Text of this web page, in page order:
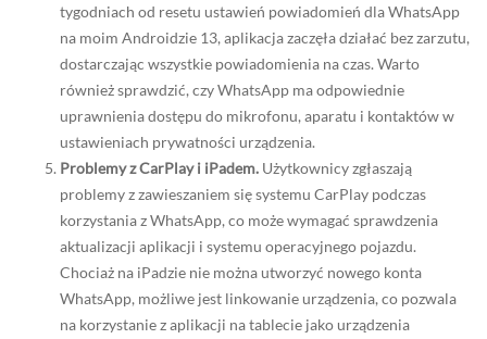
tygodniach od resetu ustawień powiadomień dla WhatsApp
na moim Androidzie 13, aplikacja zaczęła działać bez zarzutu,
dostarczając wszystkie powiadomienia na czas. Warto
również sprawdzić, czy WhatsApp ma odpowiednie
uprawnienia dostępu do mikrofonu, aparatu i kontaktów w
ustawieniach prywatności urządzenia.
Problemy z CarPlay i iPadem. Użytkownicy zgłaszają
problemy z zawieszaniem się systemu CarPlay podczas
korzystania z WhatsApp, co może wymagać sprawdzenia
aktualizacji aplikacji i systemu operacyjnego pojazdu.
Chociaż na iPadzie nie można utworzyć nowego konta
WhatsApp, możliwe jest linkowanie urządzenia, co pozwala
na korzystanie z aplikacji na tablecie jako urządzenia